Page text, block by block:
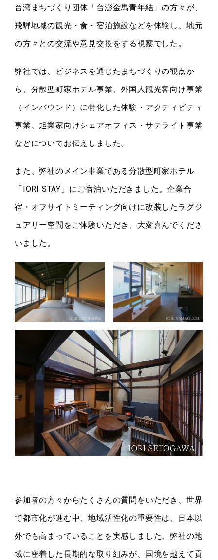
台湾まちづくり団体「台澎金馬青年結」の方々が、
飛騨地域の観光・食・宿泊施設などを体験し、地元
の方々との交流や意見交換をする視察でした。
弊社では、ビジネスを通じたまちづくりの観点か
ら、分散型町家ホテル事業、外国人観光客向け事業
（インバウンド）に特化した体験・アクティビティ
事業、起業家向けシェアオフィス・サテライト事業
などについてお伝えしました。
また、弊社のメイン事業である分散型町家ホテル
「IORI STAY」にご宿泊いただきました。企業合
宿・オフサイトミーティング向けに改装したラグジ
ュアリー空間をご体験いただき、大変喜んでくださ
いました。
参加者の方々からたくさんの質問をいただき、世界
で都市化が進む中、地域活性化の重要性は、日本以
外でも高まっていることを実感しました。弊社の地
域に密着した長期的な取り組みが、国境を越えて貢